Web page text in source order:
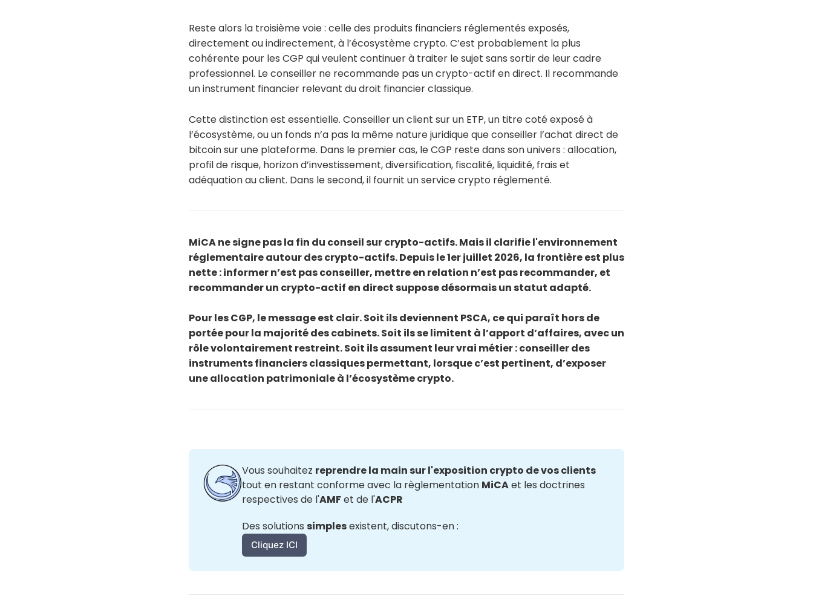
Reste alors la troisième voie : celle des produits financiers réglementés exposés,
directement ou indirectement, à l’écosystème crypto. C’est probablement la plus
cohérente pour les CGP qui veulent continuer à traiter le sujet sans sortir de leur cadre
professionnel. Le conseiller ne recommande pas un crypto-actif en direct. Il recommande
un instrument financier relevant du droit financier classique.
Cette distinction est essentielle. Conseiller un client sur un ETP, un titre coté exposé à
l’écosystème, ou un fonds n’a pas la même nature juridique que conseiller l’achat direct de
bitcoin sur une plateforme. Dans le premier cas, le CGP reste dans son univers : allocation,
profil de risque, horizon d’investissement, diversification, fiscalité, liquidité, frais et
adéquation au client. Dans le second, il fournit un service crypto réglementé.
MiCA ne signe pas la fin du conseil sur crypto-actifs. Mais il clarifie l'environnement
réglementaire autour des crypto-actifs. Depuis le 1er juillet 2026, la frontière est plus
nette : informer n’est pas conseiller, mettre en relation n’est pas recommander, et
recommander un crypto-actif en direct suppose désormais un statut adapté.
Pour les CGP, le message est clair. Soit ils deviennent PSCA, ce qui paraît hors de
portée pour la majorité des cabinets. Soit ils se limitent à l’apport d’affaires, avec un
rôle volontairement restreint. Soit ils assument leur vrai métier : conseiller des
instruments financiers classiques permettant, lorsque c’est pertinent, d’exposer
une allocation patrimoniale à l’écosystème crypto.
Vous souhaitez reprendre la main sur l'exposition crypto de vos clients
tout en restant conforme avec la règlementation MiCA et les doctrines
respectives de l'AMF et de l'ACPR
Des solutions simples existent, discutons-en :
Cliquez ICI